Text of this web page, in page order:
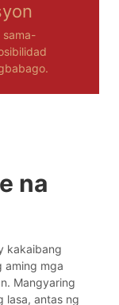
sama-
na
kakaibang
aming mga
Mangyaring
lasa, antas ng